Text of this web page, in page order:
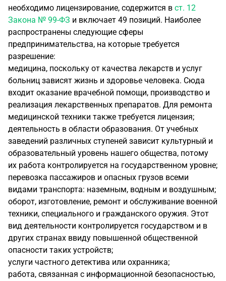
необходимо лицензирование, содержится в ст. 12
Закона № 99-ФЗ и включает 49 позиций. Наиболее
распространены следующие сферы
предпринимательства, на которые требуется
разрешение:
медицина, поскольку от качества лекарств и услуг
больниц зависят жизнь и здоровье человека. Сюда
входит оказание врачебной помощи, производство и
реализация лекарственных препаратов. Для ремонта
медицинской техники также требуется лицензия;
деятельность в области образования. От учебных
заведений различных ступеней зависит культурный и
образовательный уровень нашего общества, потому
их работа контролируется на государственном уровне;
перевозка пассажиров и опасных грузов всеми
видами транспорта: наземным, водным и воздушным;
оборот, изготовление, ремонт и обслуживание военной
техники, специального и гражданского оружия. Этот
вид деятельности контролируется государством и в
других странах ввиду повышенной общественной
опасности таких устройств;
услуги частного детектива или охранника;
работа, связанная с информационной безопасностью,